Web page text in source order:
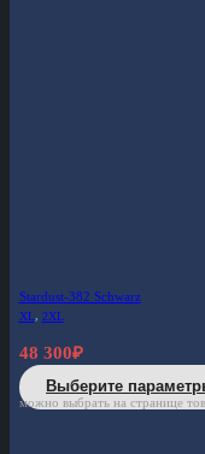
Stardust-382 Schwarz
XL, 2XL
48 300₽
Выберите
можно выбрать на странице